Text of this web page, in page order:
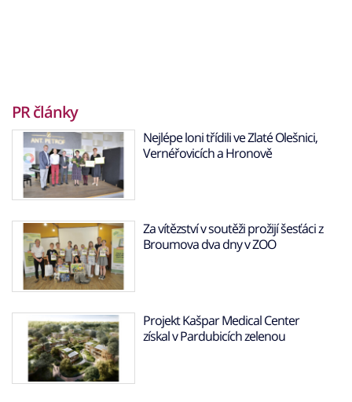
PR články
Nejlépe loni třídili ve Zlaté Olešnici,
Vernéřovicích a Hronově
Za vítězství v soutěži prožijí šesťáci z
Broumova dva dny v ZOO
Projekt Kašpar Medical Center
získal v Pardubicích zelenou